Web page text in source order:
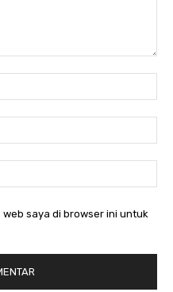
web saya di browser ini untuk